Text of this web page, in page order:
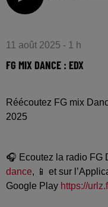
11 août 2025 - 1 h
FG MIX DANCE : EDX
Réécoutez FG mix
2025
🎧 Ecoutez la radio FG
dance, 📱 et sur
Google Play https://